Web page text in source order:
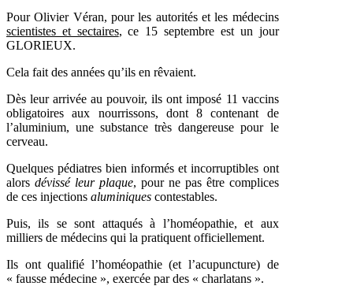
Pour Olivier Véran, pour les autorités et les médecins
scientistes et sectaires, ce 15 septembre est un jour
GLORIEUX.
Cela fait des années qu’ils en rêvaient.
Dès leur arrivée au pouvoir, ils ont imposé 11 vaccins
obligatoires aux nourrissons, dont 8 contenant de
l’aluminium, une substance très dangereuse pour le
cerveau.
Quelques pédiatres bien informés et incorruptibles ont
alors dévissé leur plaque, pour ne pas être complices
de ces injections aluminiques contestables.
Puis, ils se sont attaqués à l’homéopathie, et aux
milliers de médecins qui la pratiquent officiellement.
Ils ont qualifié l’homéopathie (et l’acupuncture) de
« fausse médecine », exercée par des « charlatans ».